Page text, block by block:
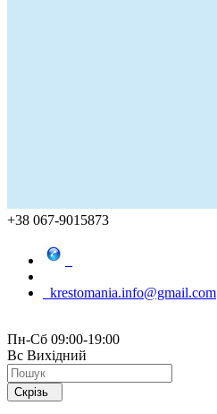
+38 067-9015873
krestomania.info@gmail.com
Пн-Сб 09:00-19:00
Вс Вихідний
Скрізь